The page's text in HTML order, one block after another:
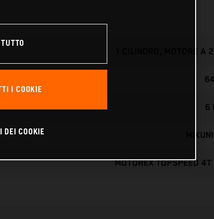
1 CILINDRO, MOTORE A
6
MOTOREX TOPSPEED
I COOKIE
COOKIE